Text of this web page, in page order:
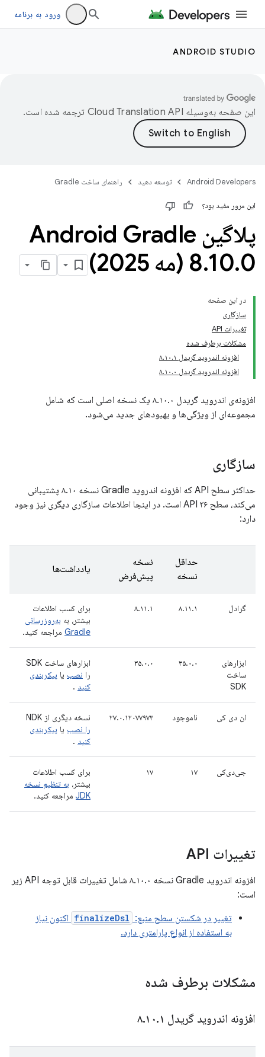
ورود به برنامه
ANDROID STUDIO
این صفحه به‌وسیله ترجمه شده است.
Android Developers توسعه دهید راهنمای ساخت Gradle
این مرور مفید بود؟
پلاگین Android Gradle
8.10.0 (مه 2025)
در این صفحه
سازگاری
تغییرات API
مشکلات برطرف شده
افزونه اندروید گریدل ۸.۱۰.۱
افزونه اندروید گریدل ۸.۱۰.۰
افزونه‌ی اندروید گریدل ۸.۱۰.۰ یک نسخه اصلی است که شامل
مجموعه‌ای از ویژگی‌ها و بهبودهای جدید می‌شود.
سازگاری
حداکثر سطح API که افزونه اندروید Gradle نسخه ۸.۱۰ پشتیبانی
می‌کند، سطح API ۳۶ است. در اینجا اطلاعات سازگاری دیگری نیز وجود
دارد:
حداقل
نسخه
نسخه
پیش‌فرض
یادداشت‌ها
گرادل ۸.۱۱.۱ ۸.۱۱.۱
برای کسب اطلاعات
بیشتر، به به‌روزرسانی
Gradle مراجعه کنید.
ابزارهای
ساخت
SDK
۳۵.۰.۰ ۳۵.۰.۰
ابزارهای ساخت SDK
را نصب یا پیکربندی
کنید .
ان دی کی ناموجود ۲۷.۰.۱۲۰۷۷۹۷۳
نسخه دیگری از NDK
را نصب یا پیکربندی
کنید .
جی‌دی‌کی ۱۷ ۱۷
برای کسب اطلاعات
بیشتر، به تنظیم نسخه
JDK مراجعه کنید.
تغییرات API
افزونه اندروید Gradle نسخه ۸.۱۰.۰ شامل تغییرات قابل توجه API زیر
است:
تغییر در شکستن سطح منبع: finalizeDsl اکنون نیاز
به استفاده از انواع پارامتری دارد.
مشکلات برطرف شده
افزونه اندروید گریدل ۸ .۱۰.۱